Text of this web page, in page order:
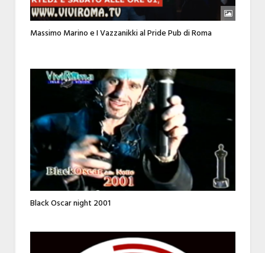
Massimo Marino e I Vazzanikki al Pride Pub di Roma
Black Oscar night 2001